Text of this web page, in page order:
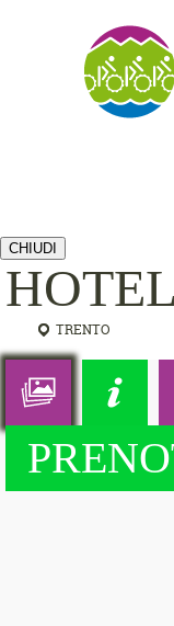
CHIUDI
TRENTO